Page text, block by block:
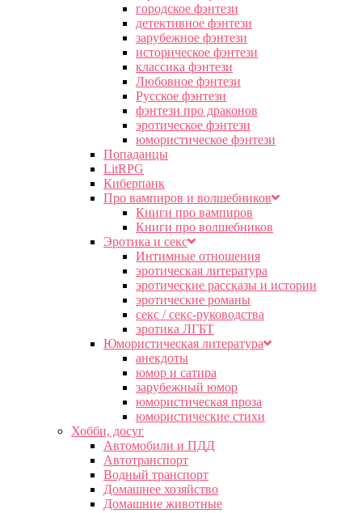
городское фэнтези
детективное фэнтези
зарубежное фэнтези
историческое фэнтези
классика фэнтези
Любовное фэнтези
Русское фэнтези
фэнтези про драконов
эротическое фэнтези
юмористическое фэнтези
Попаданцы
LitRPG
Киберпанк
Про вампиров и волшебников
Книги про вампиров
Книги про волшебников
Эротика и секс
Интимные отношения
эротическая литература
эротические рассказы и истории
эротические романы
секс / секс-руководства
эротика ЛГБТ
Юмористическая литература
анекдоты
юмор и сатира
зарубежный юмор
юмористическая проза
юмористические стихи
Хобби, досуг
Автомобили и ПДД
Автотранспорт
Водный транспорт
Домашнее хозяйство
Домашние животные